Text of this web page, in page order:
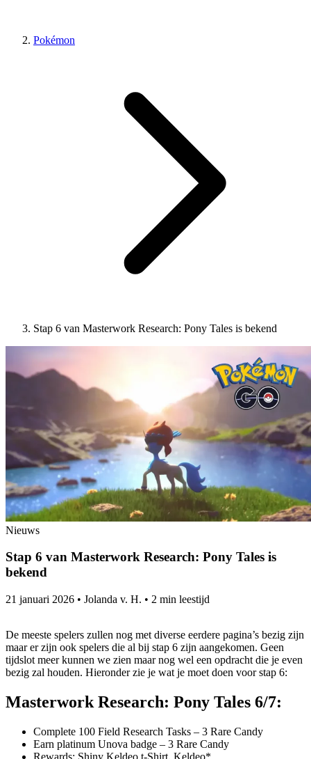
Pokémon
Stap 6 van Masterwork Research: Pony Tales is bekend
Nieuws
Stap 6 van Masterwork Research: Pony Tales is
bekend
21 januari 2026 • Jolanda v. H. • 2 min leestijd
De meeste spelers zullen nog met diverse eerdere pagina’s bezig zijn
maar er zijn ook spelers die al bij stap 6 zijn aangekomen. Geen
tijdslot meer kunnen we zien maar nog wel een opdracht die je even
bezig zal houden. Hieronder zie je wat je moet doen voor stap 6:
Masterwork Research: Pony Tales 6/7:
Complete 100 Field Research Tasks – 3 Rare Candy
Earn platinum Unova badge – 3 Rare Candy
Rewards: Shiny Keldeo t-Shirt, Keldeo*